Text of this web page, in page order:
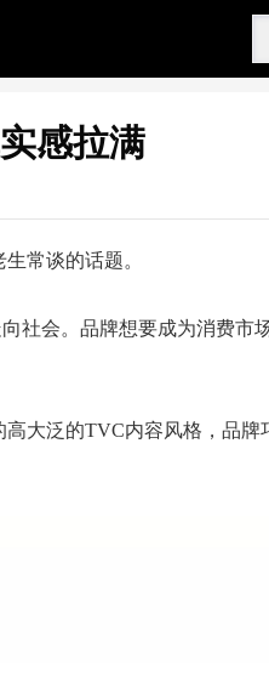
感拉满
常谈的话题。
社会。品牌想要成为消费市
大泛的TVC内容风格，品牌